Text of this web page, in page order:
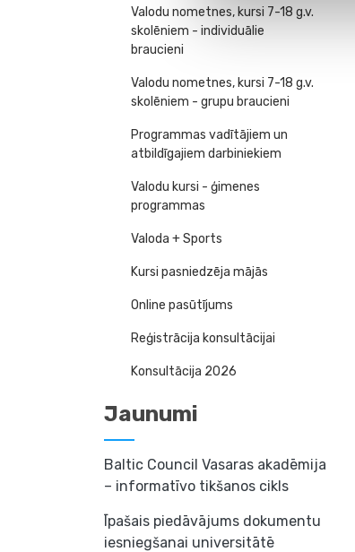
Valodu nometnes, kursi 7-18 g.v.
skolēniem - individuālie
braucieni
Valodu nometnes, kursi 7-18 g.v.
skolēniem - grupu braucieni
Programmas vadītājiem un
atbildīgajiem darbiniekiem
Valodu kursi - ģimenes
programmas
Valoda + Sports
Kursi pasniedzēja mājās
Online pasūtījums
Reģistrācija konsultācijai
Konsultācija 2026
Jaunumi
Baltic Council Vasaras akadēmija
– informatīvo tikšanos cikls
Īpašais piedāvājums dokumentu
iesniegšanai universitātē